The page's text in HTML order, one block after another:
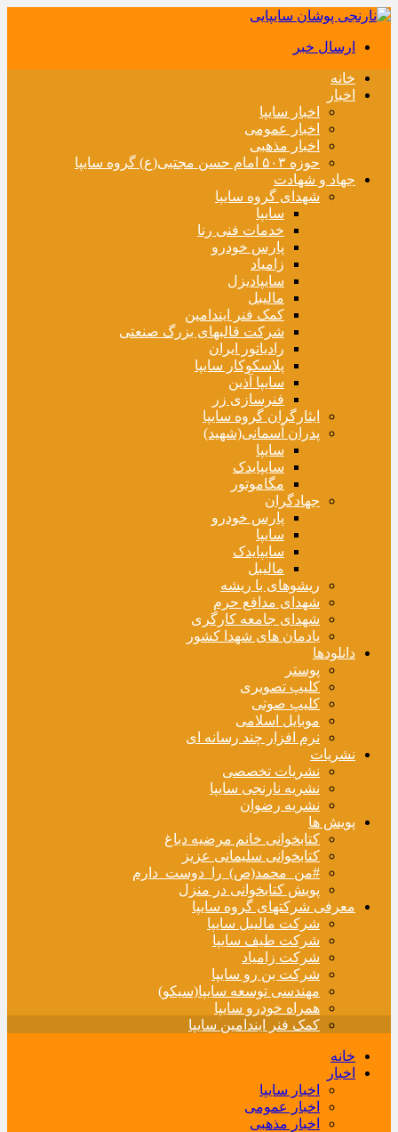
ارسال خبر
خانه
اخبار
اخبار سایپا
اخبار عمومی
اخبار مذهبی
حوزه ۵۰۳ امام حسن مجتبی(ع) گروه سایپا
جهاد و شهادت
شهدای گروه سایپا
سایپا
خدمات فنی رنا
پارس خودرو
زامیاد
سایپادیزل
مالیبل
کمک فنر ایندامین
شرکت قالبهای بزرگ صنعتی
رادیاتور ایران
پلاسکوکار سایپا
سایپا آذین
فنرسازی زر
ایثارگران گروه سایپا
پدران آسمانی(شهید)
سایپا
سایپایدک
مگاموتور
جهادگران
پارس خودرو
سایپا
سایپایدک
مالیبل
ریشوهای با ریشه
شهدای مدافع حرم
شهدای جامعه کارگری
یادمان های شهدا کشور
دانلودها
پوستر
کلیپ تصویری
کلیپ صوتی
موبایل اسلامی
نرم افزار چند رسانه ای
نشریات
نشریات تخصصی
نشریه نارنجی سایپا
نشریه رضوان
پویش ها
کتابخوانی خانم مرضیه دباغ
کتابخوانی سلیمانی عزیز
#من_محمد(ص)_را_دوست_دارم
پویش کتابخوانی در منزل
معرفی شرکتهای گروه سایپا
شرکت مالیبل سایپا
شرکت طیف سایپا
شرکت زامیاد
شرکت بن رو سایپا
مهندسی توسعه سایپا(سیکو)
همراه خودرو سایپا
کمک فنر ایندامین سایپا
خانه
اخبار
اخبار سایپا
اخبار عمومی
اخبار مذهبی